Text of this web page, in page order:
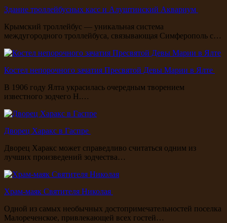
Здание троллейбусных касс и Алуштинский Аквариум
Крымский троллейбус — уникальная система
междугородного троллейбуса, связывающая Симферополь с…
Костел непорочного зачатия Пресвятой Девы Марии в Ялте
В 1906 году Ялта украсилась очередным творением
известного зодчего Н.…
Дворец Харакс в Гаспре
Дворец Харакс может справедливо считаться одним из
лучших произведений зодчества…
Храм-маяк Святителя Николая
Одной из самых необычных достопримечательностей поселка
Малореченское, привлекающей всех гостей…